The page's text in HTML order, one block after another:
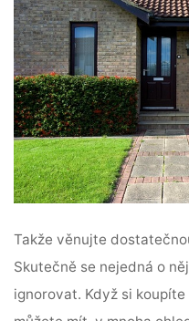
Takže věnujte
Skutečně se nejedná o
ignorovat. Když si